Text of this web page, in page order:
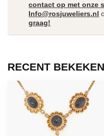
contact op met onze
Info@rosjuweliers.nl
graag!
RECENT BEKEKEN